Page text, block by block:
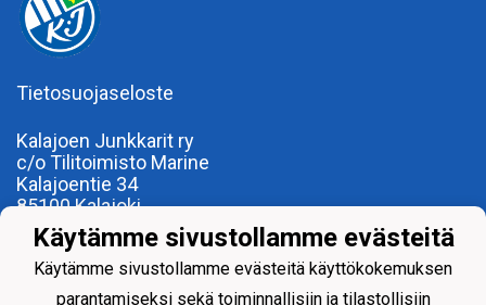
Tietosuojaseloste
Kalajoen Junkkarit ry
c/o Tilitoimisto Marine
Kalajoentie 34
85100 Kalajoki
Y-tunnus 0185922-0
Yhdistysrekisterinumero 120.904
Käytämme sivustollamme evästeitä
Käytämme sivustollamme evästeitä käyttökokemuksen
parantamiseksi sekä toiminnallisiin ja tilastollisiin